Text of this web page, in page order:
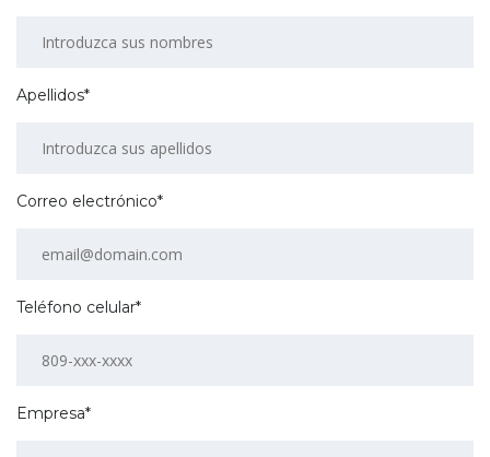
Apellidos*
Correo electrónico*
Teléfono celular*
Empresa*